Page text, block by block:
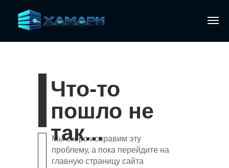
Мы скоро исправим эту
проблему, а пока перейдите на
главную страницу сайта
Что-то
пошло не
так...